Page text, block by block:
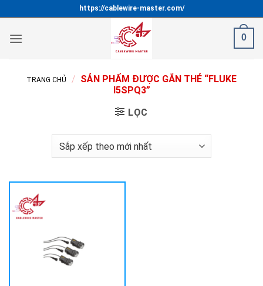
qua
nội
https://cablewire-master.com/
0
TRANG CHỦ / SẢN PHẨM ĐƯỢC GẮN THẺ “FLUKE
I5SPQ3”
LỌC